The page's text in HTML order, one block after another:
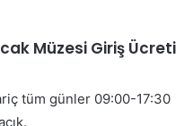
Müzesi Giriş Ücreti
tüm günler 09:00-17:30